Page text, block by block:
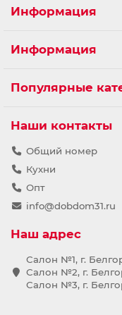
Информация
Информация
Популярные
Наши контакты
Общий номер
Кухни
Опт
info@dobdom31.ru
Наш адрес
Салон №1, г.
Салон №2, г.
Салон №3, г.